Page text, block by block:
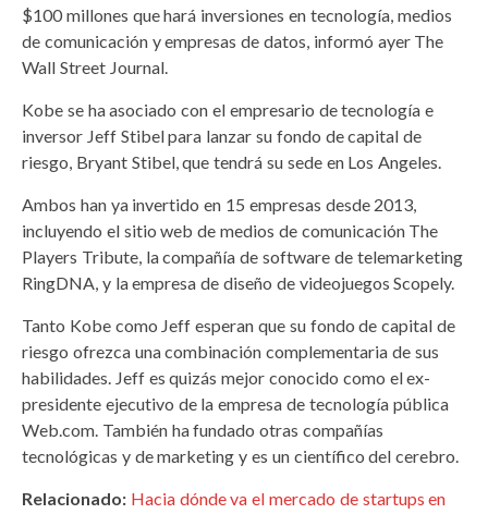
$100 millones que hará inversiones en tecnología, medios
de comunicación y empresas de datos, informó ayer The
Wall Street Journal.
Kobe se ha asociado con el empresario de tecnología e
inversor Jeff Stibel para lanzar su fondo de capital de
riesgo, Bryant Stibel, que tendrá su sede en Los Angeles.
Ambos han ya invertido en 15 empresas desde 2013,
incluyendo el sitio web de medios de comunicación The
Players Tribute, la compañía de software de telemarketing
RingDNA, y la empresa de diseño de videojuegos Scopely.
Tanto Kobe como Jeff esperan que su fondo de capital de
riesgo ofrezca una combinación complementaria de sus
habilidades. Jeff es quizás mejor conocido como el ex-
presidente ejecutivo de la empresa de tecnología pública
Web.com. También ha fundado otras compañías
tecnológicas y de marketing y es un científico del cerebro.
Relacionado: Hacia dónde va el mercado de startups en